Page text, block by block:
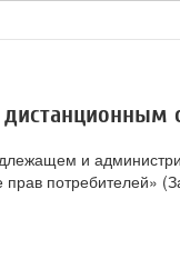
и
потребителей»